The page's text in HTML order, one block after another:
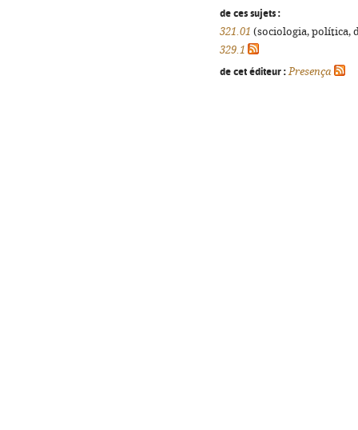
de ces sujets :
321.01 (sociologia, política,
329.1
de cet éditeur : Presença